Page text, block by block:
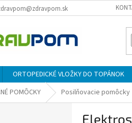
ORTOPEDICKÉ VLOŽKY DO TOPÁNOK
POMÔCKY Posilňovacie pomôcky